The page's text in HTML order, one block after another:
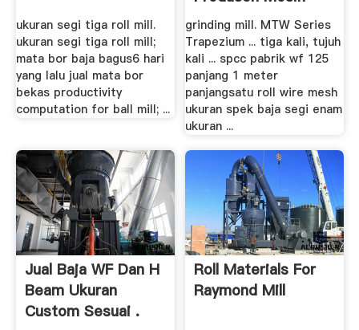
ukuran segi tiga roll mill.
ukuran segi tiga roll mill;
mata bor baja bagus6 hari
yang lalu jual mata bor
bekas productivity
computation for ball mill; ...
grinding mill. MTW Series
Trapezium ... tiga kali, tujuh
kali ... spcc pabrik wf 125
panjang 1 meter
panjangsatu roll wire mesh
ukuran spek baja segi enam
ukuran ...
Jual Baja WF Dan H
Beam Ukuran
Custom Sesuai .
Roll Materials For
Raymond Mill